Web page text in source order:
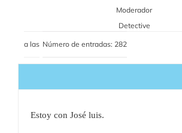
Moderador
Detective
a las Número de entradas: 282
Estoy con José luis.